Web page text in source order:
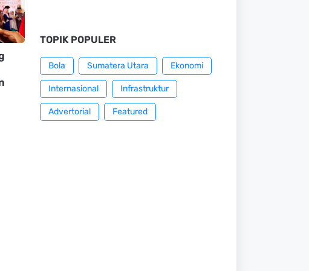
TOPIK POPULER
Bola Sumatera Utara Ekonomi
Internasional Infrastruktur
Advertorial Featured